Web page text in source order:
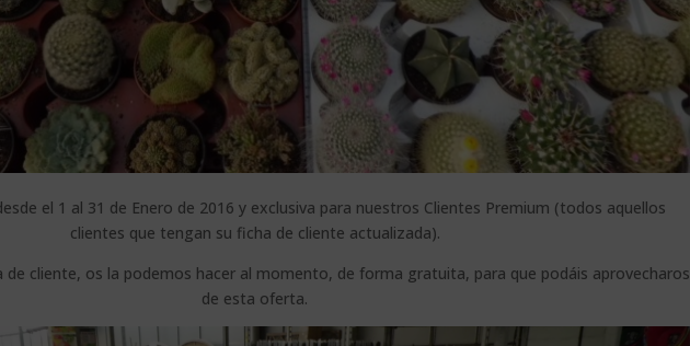
el 1 al 31 de Enero de 2016 y exclusiva para nuestros Clientes Premium (todos aquellos
clientes que tengan su ficha de cliente actualizada).
de cliente, os la podemos hacer al momento, de forma gratuita, para que podáis aprovecharos
de esta oferta.